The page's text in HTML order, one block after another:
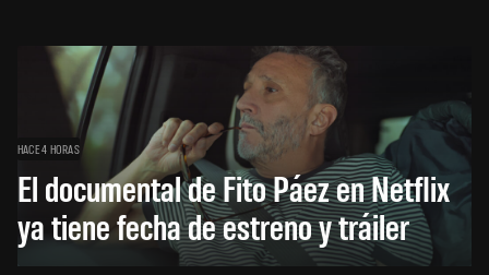
HACE 4 HORAS
El documental de Fito Páez en Netflix
ya tiene fecha de estreno y tráiler